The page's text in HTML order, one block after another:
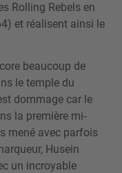
Rolling Rebels en
et réalisent ainsi le
beaucoup de
le temple du
dommage car le
la première mi-
mené avec parfois
Husein
un incroyable